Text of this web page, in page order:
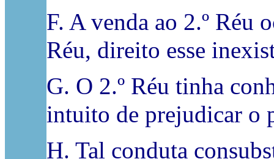
F. A venda ao 2.º Réu
Réu, direito esse
G. O 2.º Réu tinha
intuito de prejudicar o
H. Tal conduta